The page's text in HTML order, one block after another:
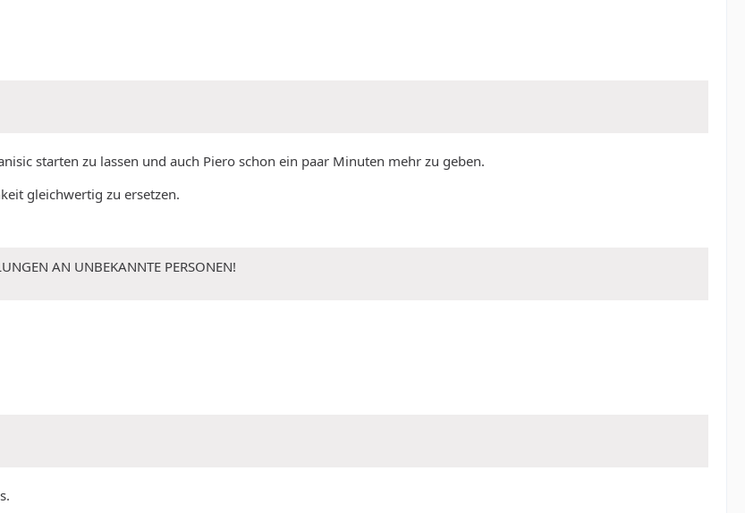
starten zu lassen und auch Piero schon ein paar Minuten mehr zu geben.
gleichwertig zu ersetzen.
AN UNBEKANNTE PERSONEN!